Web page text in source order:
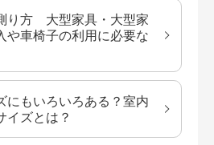
り方 大型家具・大型家
や車椅子の利用に必要な
にもいろいろある？室内
イズとは？